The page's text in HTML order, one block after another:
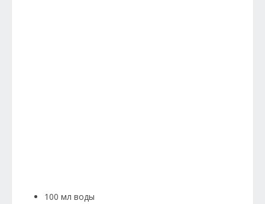
100 мл воды